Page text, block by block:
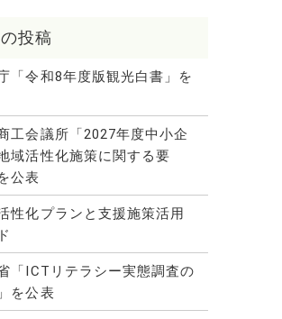
「令和8年度版観光白書」を
工会議所「2027年度中小企
域活性化施策に関する要
公表
性化プランと支援施策活用
「ICTリテラシー実態調査の
を公表